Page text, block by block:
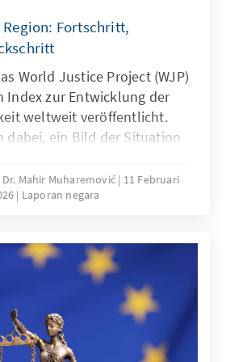
Fortschritt,
World Justice Project (WJP)
Index zur Entwicklung der
weltweit veröffentlicht.
dabei, ein Bild der Situation
an Informationen zu
vorliegende regionale
Index 2025, den
der
und unseren
zusammen, um einen
Unabhängigkeit der Justiz,
Korruption und
Mahir Muharemović
11 Februari
Laporan negara